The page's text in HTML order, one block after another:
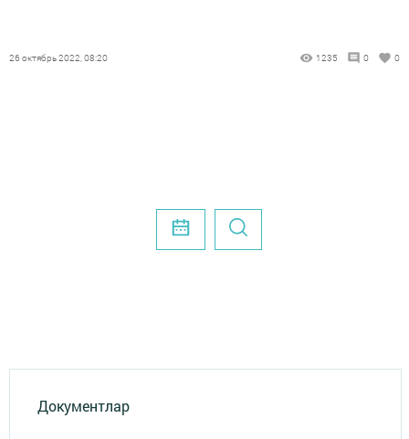
26 октябрь 2022, 08:20 1235 0 0
Документлар